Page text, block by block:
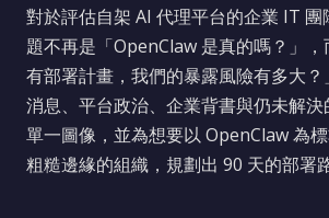
對於評估自架 AI 代理平台的企業 IT 團
題不再是「OpenClaw 是真的嗎？」
有部署計畫，我們的暴露風險有多大
消息、平台政治、企業背書與仍未解
單一圖像，並為想要以 OpenClaw 為
粗糙邊緣的組織，規劃出 90 天的部署